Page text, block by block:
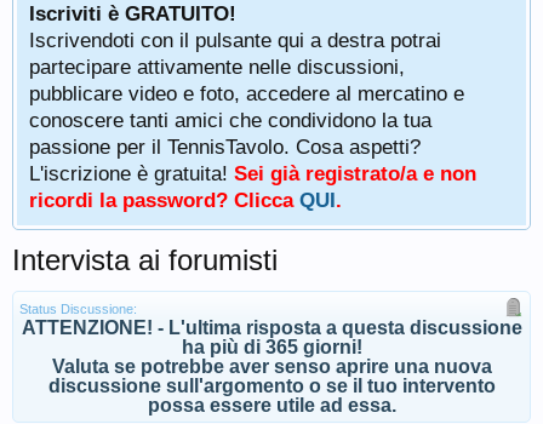
Iscriviti è GRATUITO!
Iscrivendoti con il pulsante qui a destra potrai
partecipare attivamente nelle discussioni,
pubblicare video e foto, accedere al mercatino e
conoscere tanti amici che condividono la tua
passione per il TennisTavolo. Cosa aspetti?
L'iscrizione è gratuita! Sei già registrato/a e non
ricordi la password? Clicca QUI.
Intervista ai forumisti
Status Discussione:
ATTENZIONE! - L'ultima risposta a questa discussione
ha più di 365 giorni!
Valuta se potrebbe aver senso aprire una nuova
discussione sull'argomento o se il tuo intervento
possa essere utile ad essa.